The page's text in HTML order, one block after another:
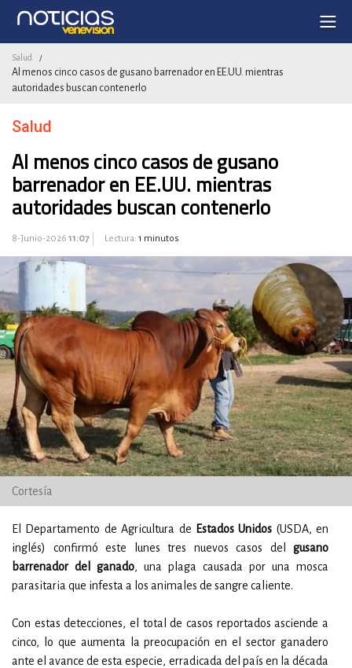
Salud /
Al menos cinco casos de gusano barrenador en EE.UU. mientras
autoridades buscan contenerlo
Salud
Al menos cinco casos de gusano
barrenador en EE.UU. mientras
autoridades buscan contenerlo
8-Junio-2026 11:07 Lectura: 1 minutos
Cortesía
El Departamento de Agricultura de Estados Unidos (USDA, en
inglés) confirmó este lunes tres nuevos casos del gusano
barrenador del ganado, una plaga causada por una mosca
parasitaria que infesta a los animales de sangre caliente.
Con estas detecciones, el total de casos reportados asciende a
cinco, lo que aumenta la preocupación en el sector ganadero
ante el avance de esta especie, erradicada del país en la década